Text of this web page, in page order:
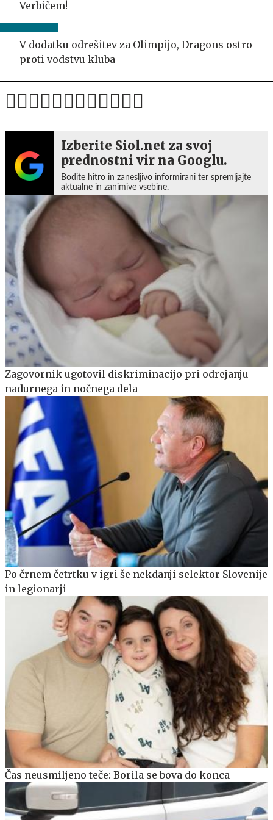
Verbičem!
V dodatku odrešitev za Olimpijo, Dragons ostro
proti vodstvu kluba
Izberite Siol.net za svoj
prednostni vir na Googlu.
Bodite hitro in zanesljivo informirani ter spremljajte
aktualne in zanimive vsebine.
Zagovornik ugotovil diskriminacijo pri odrejanju
nadurnega in nočnega dela
Po črnem četrtku v igri še nekdanji selektor Slovenije
in legionarji
Čas neusmiljeno teče: Borila se bova do konca